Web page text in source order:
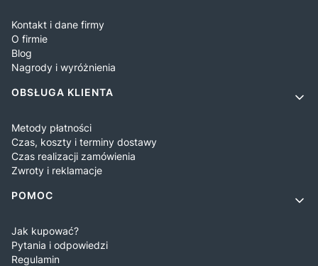
Kontakt i dane firmy
O firmie
Blog
Nagrody i wyróżnienia
OBSŁUGA KLIENTA
Metody płatności
Czas, koszty i terminy dostawy
Czas realizacji zamówienia
Zwroty i reklamacje
POMOC
Jak kupować?
Pytania i odpowiedzi
Regulamin